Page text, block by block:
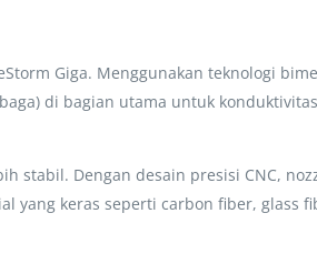
Giga. Menggunakan teknologi
di bagian utama untuk
stabil. Dengan desain presisi CNC,
yang keras seperti carbon fiber, glass